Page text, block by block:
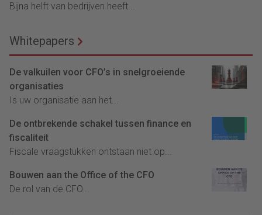
Bijna helft van bedrijven heeft...
Whitepapers
De valkuilen voor CFO’s in snelgroeiende
organisaties
Is uw organisatie aan het...
De ontbrekende schakel tussen finance en
fiscaliteit
Fiscale vraagstukken ontstaan niet op...
Bouwen aan the Office of the CFO
De rol van de CFO...